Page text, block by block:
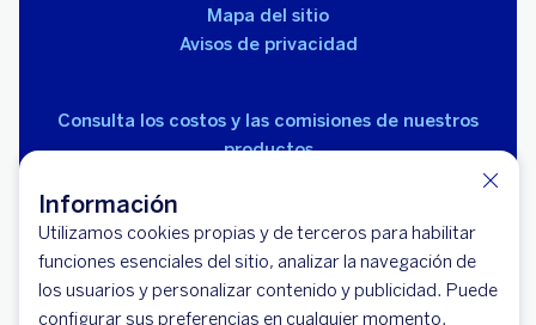
Información
Utilizamos cookies propias y de terceros para habilitar
funciones esenciales del sitio, analizar la navegación de
los usuarios y personalizar contenido y publicidad. Puede
configurar sus preferencias en cualquier momento.
Mapa del sitio
Avisos de privacidad
Consulta los costos y las comisiones de nuestros
productos
© 2026 BBVA México, S.A., Institución de Banca